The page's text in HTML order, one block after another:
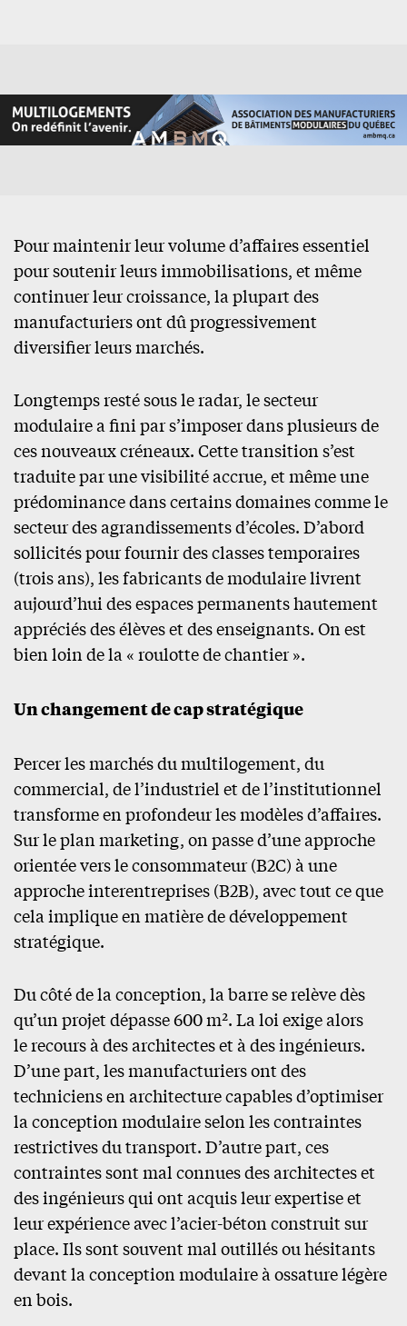
Pour maintenir leur volume d’affaires essentiel
pour soutenir leurs immobilisations, et même
continuer leur croissance, la plupart des
manufacturiers ont dû progressivement
diversifier leurs marchés.
Longtemps resté sous le radar, le secteur
modulaire a fini par s’imposer dans plusieurs de
ces nouveaux créneaux. Cette transition s’est
traduite par une visibilité accrue, et même une
prédominance dans certains domaines comme le
secteur des agrandissements d’écoles. D’abord
sollicités pour fournir des classes temporaires
(trois ans), les fabricants de modulaire livrent
aujourd’hui des espaces permanents hautement
appréciés des élèves et des enseignants. On est
bien loin de la « roulotte de chantier ».
Un changement de cap stratégique
Percer les marchés du multilogement, du
commercial, de l’industriel et de l’institutionnel
transforme en profondeur les modèles d’affaires.
Sur le plan marketing, on passe d’une approche
orientée vers le consommateur (B2C) à une
approche interentreprises (B2B), avec tout ce que
cela implique en matière de développement
stratégique.
Du côté de la conception, la barre se relève dès
qu’un projet dépasse 600 m². La loi exige alors
le recours à des architectes et à des ingénieurs.
D’une part, les manufacturiers ont des
techniciens en architecture capables d’optimiser
la conception modulaire selon les contraintes
restrictives du transport. D’autre part, ces
contraintes sont mal connues des architectes et
des ingénieurs qui ont acquis leur expertise et
leur expérience avec l’acier-béton construit sur
place. Ils sont souvent mal outillés ou hésitants
devant la conception modulaire à ossature légère
en bois.